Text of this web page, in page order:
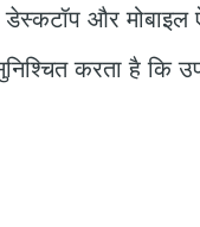
डेस्कटॉप और
करता है कि